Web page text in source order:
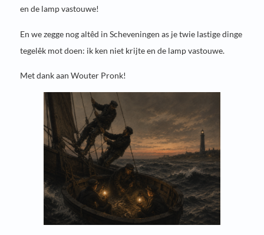
en de lamp vastouwe!
En we zegge nog altêd in Scheveningen as je twie lastige dinge
tegelêk mot doen: ik ken niet krijte en de lamp vastouwe.
Met dank aan Wouter Pronk!